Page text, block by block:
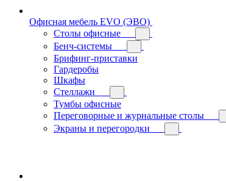
Офисная мебель EVO (ЭВО)
Cтолы офисные
Бенч-системы
Брифинг-приставки
Гардеробы
Шкафы
Стеллажи
Тумбы офисные
Переговорные и журнальные столы
Экраны и перегородки